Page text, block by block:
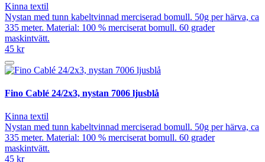
Kinna textil
Nystan med tunn kabeltvinnad merciserad bomull. 50g per härva, ca
335 meter. Material: 100 % merciserat bomull. 60 grader
maskintvätt.
45 kr
Fino Cablé 24/2x3, nystan 7006 ljusblå
Kinna textil
Nystan med tunn kabeltvinnad merciserad bomull. 50g per härva, ca
335 meter. Material: 100 % merciserat bomull. 60 grader
maskintvätt.
45 kr